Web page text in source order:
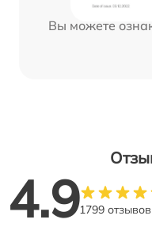
Вы можете
4.91799 отзывов